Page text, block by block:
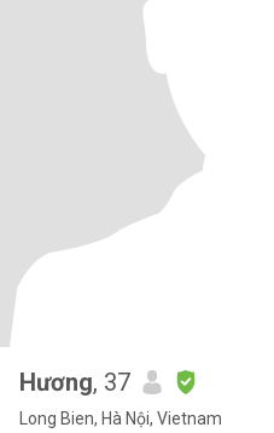
Hương, 37
Long Bien, Hà Nội, Vietnam